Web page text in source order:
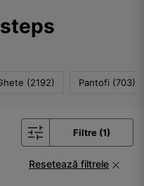
(2192) Pantofi (703)
Filtre (1)
Resetează filtrele